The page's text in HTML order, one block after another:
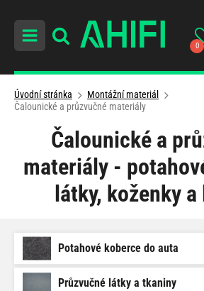
0
Úvodní stránka
Montážní materiál
Čalounické a průzvučné materiály
Čalounické a
materiály -
látky, koženky
Potahové koberce do auta
Průzvučné látky a tkaniny